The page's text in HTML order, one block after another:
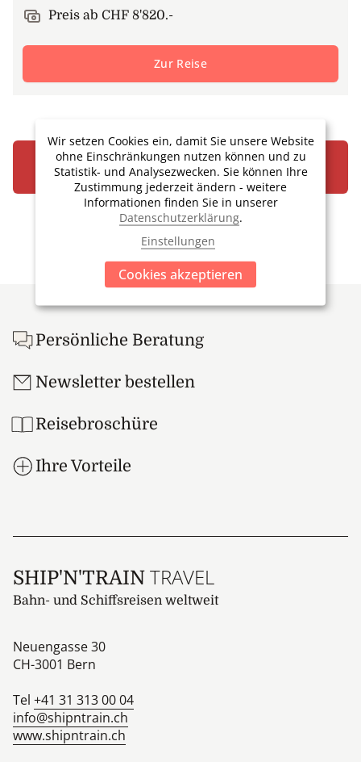
Reiseangebote mit
Aurora
Preis ab CHF 8'820.-
Zur Reise
Persönliche Beratung
Newsletter bestellen
Reisebroschüre
Ihre Vorteile
SHIP'N'TRAIN TRAVEL
Bahn- und Schiffsreisen weltweit
Neuengasse 30
CH-3001 Bern
Tel +41 31 313 00 04
info@shipntrain.ch
www.shipntrain.ch
Wir setzen Cookies ein, damit Sie unsere Website
ohne Einschränkungen nutzen können und zu
Statistik- und Analysezwecken. Sie können Ihre
Zustimmung jederzeit ändern - weitere
Informationen finden Sie in unserer
Datenschutzerklärung.
Einstellungen
Cookies akzeptieren